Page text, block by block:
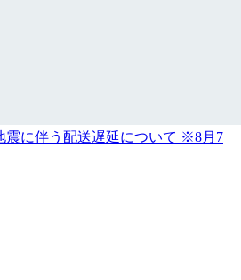
震に伴う配送遅延について ※8月7